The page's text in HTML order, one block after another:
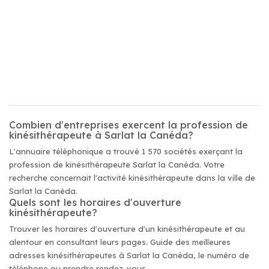
Combien d'entreprises exercent la profession de
kinésithérapeute à Sarlat la Canéda?
L'annuaire téléphonique a trouvé 1 570 sociétés exerçant la
profession de kinésithérapeute Sarlat la Canéda. Votre
recherche concernait l'activité kinésithérapeute dans la ville de
Sarlat la Canéda.
Quels sont les horaires d'ouverture
kinésithérapeute?
Trouver les horaires d'ouverture d'un kinésithérapeute et au
alentour en consultant leurs pages. Guide des meilleures
adresses kinésithérapeutes à Sarlat la Canéda, le numéro de